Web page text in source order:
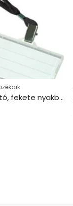
Azonosítókártya tartó, fekete nyakba akasztóval, 85×50 mm, műanyag, DONAU